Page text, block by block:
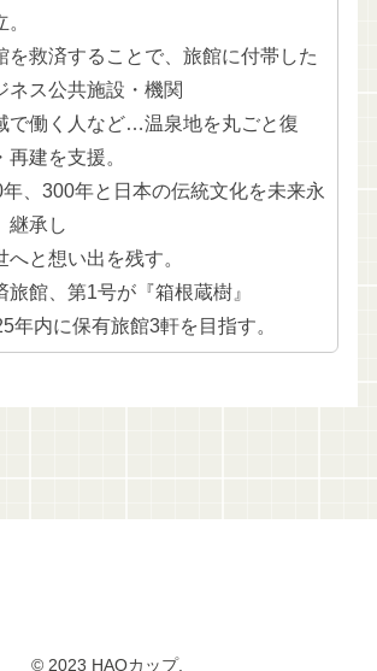
。
を救済することで、旅館に付帯した
ネス公共施設・機関
で働く人など…温泉地を丸ごと復
再建を支援。
年、300年と日本の伝統文化を未来永
継承し
へと想い出を残す。
旅館、第1号が『箱根蔵樹』
年内に保有旅館3軒を目指す。
© 2023 HAOカップ.